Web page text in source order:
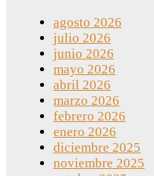
agosto 2026
julio 2026
junio 2026
mayo 2026
abril 2026
marzo 2026
febrero 2026
enero 2026
diciembre 2025
noviembre 2025